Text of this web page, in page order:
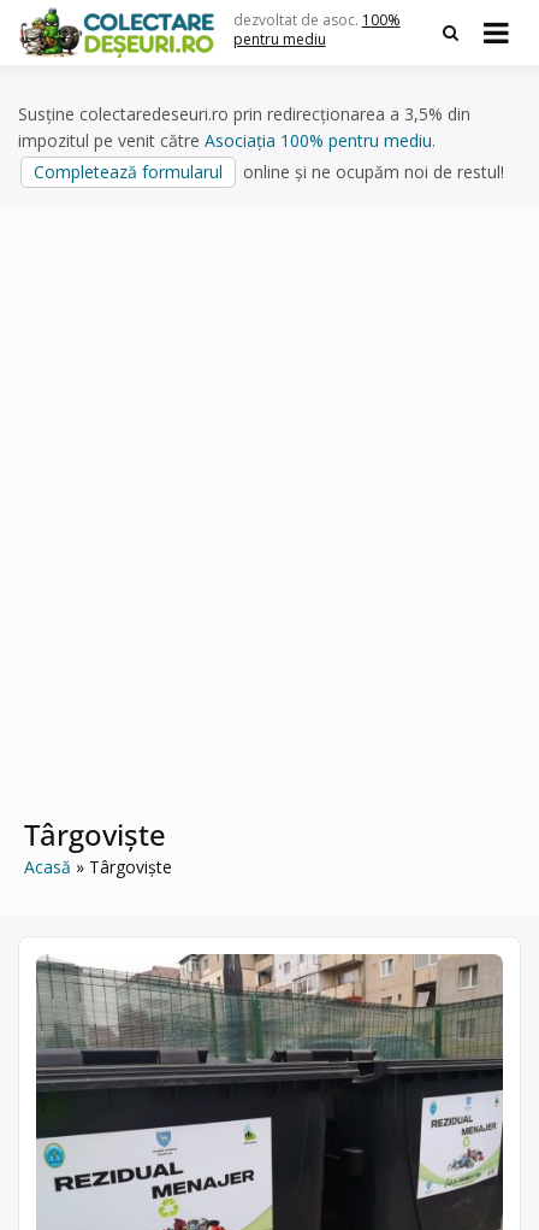
content
dezvoltat de asoc. 100%
pentru mediu
Susține colectaredeseuri.ro prin redirecționarea a 3,5% din
impozitul pe venit către Asociația 100% pentru mediu.
Completează formularul
online și ne ocupăm noi de restul!
Târgoviște
Acasă Târgoviște